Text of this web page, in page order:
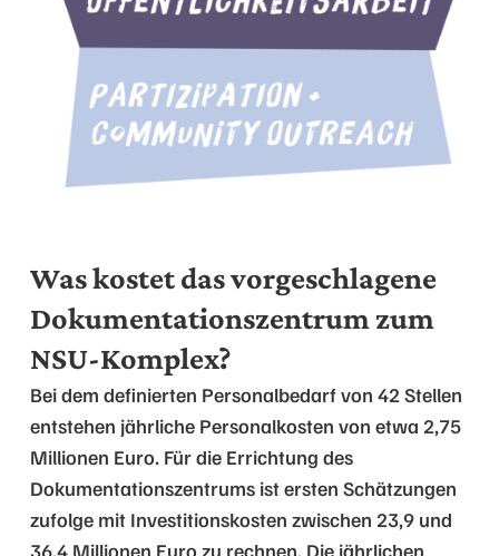
Was kostet das vorgeschlagene
Dokumentationszentrum zum
NSU-Komplex?
Bei dem definierten Personalbedarf von 42 Stellen
entstehen jährliche Personalkosten von etwa 2,75
Millionen Euro. Für die Errichtung des
Dokumentationszentrums ist ersten Schätzungen
zufolge mit Investitionskosten zwischen 23,9 und
36,4 Millionen Euro zu rechnen. Die jährlichen